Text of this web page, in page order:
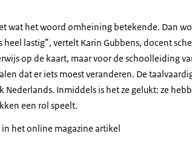
wat het woord omheining betekende. Dan
lastig”, vertelt Karin Gubbens, docent
op de kaart, maar voor de schoolleiding
dat er iets moest veranderen. De
Nederlands. Inmiddels is het ze gelukt: ze
een rol speelt.
in het online magazine artikel